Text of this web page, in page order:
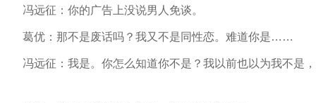
冯远征：你的广告上没说男人免谈。
葛优：那不是废话吗？我又不是同性恋。难道你是……
冯远征：我是。你怎么知道你不是？我以前也以为我不是，